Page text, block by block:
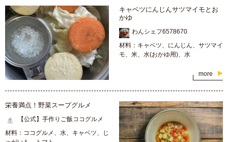
キャベツにんじんサツマイモとお
かゆ
わんシェフ6578670
材料：キャベツ、にんじん、サツマイ
モ、米、水(おかゆ用)、水
more
栄養満点！野菜スープグルメ
【公式】手作りご飯ココグルメ
材料：ココグルメ、水、キャベツ、じ